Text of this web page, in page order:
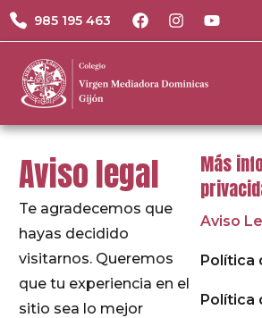
985 195 463
Aviso legal
Te agradecemos que
hayas decidido
visitarnos. Queremos
que tu experiencia en el
sitio sea lo mejor
Más
Aviso
Política
Política